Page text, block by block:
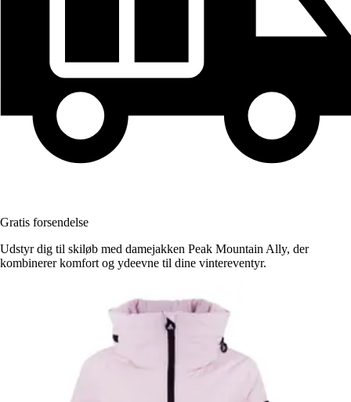
Gratis forsendelse
Udstyr dig til skiløb med damejakken Peak Mountain Ally, der
kombinerer komfort og ydeevne til dine vintereventyr.